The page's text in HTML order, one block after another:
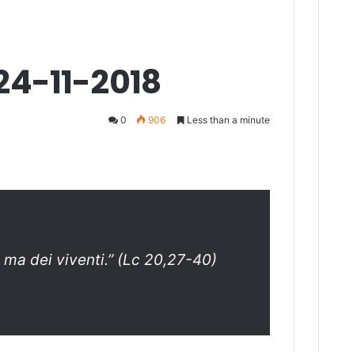
11-2018
0 906 Less than a minute
ma dei viventi.” (Lc 20,27-40)